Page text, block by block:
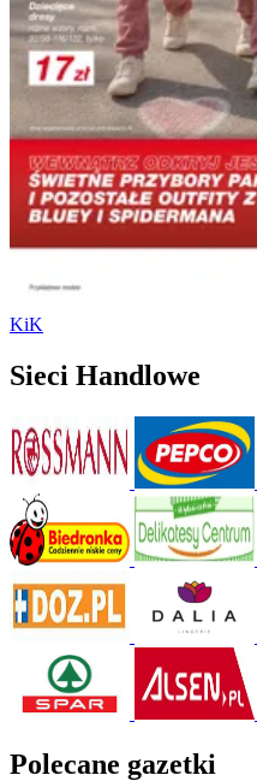
KiK
Sieci Handlowe
Polecane gazetki